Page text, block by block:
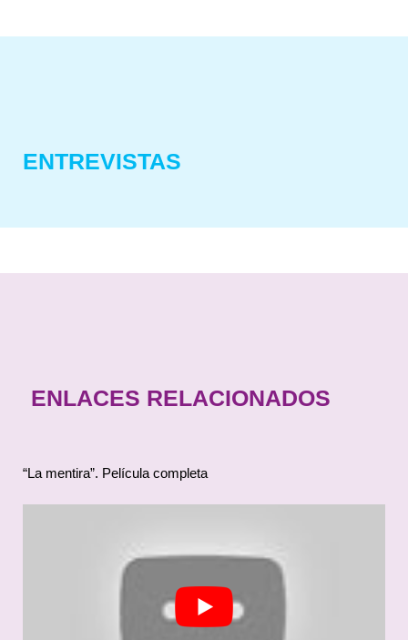
ENTREVISTAS
ENLACES RELACIONADOS
“La mentira”. Película completa